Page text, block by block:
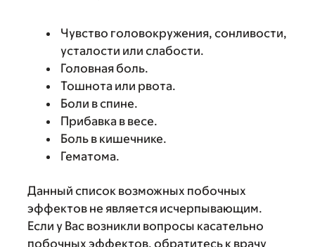
Чувство головокружения, сонливости,
усталости или слабости.
Головная боль.
Тошнота или рвота.
Боли в спине.
Прибавка в весе.
Боль в кишечнике.
Гематома.
Данный список возможных побочных
эффектов не является исчерпывающим.
Если у Вас возникли вопросы касательно
побочных эффектов, обратитесь к врачу